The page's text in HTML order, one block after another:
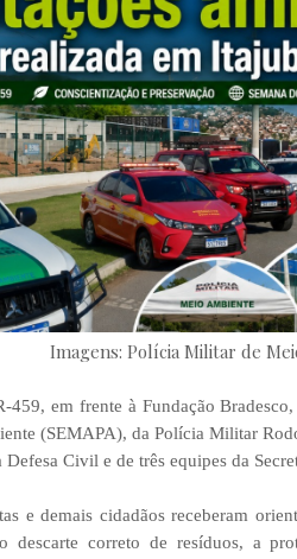
Imagens: Polícia Militar de
459, em frente à Fundação
(SEMAPA), da Polícia Militar
Civil e de três equipes da
e demais cidadãos receberam
descarte correto de resíduos, a